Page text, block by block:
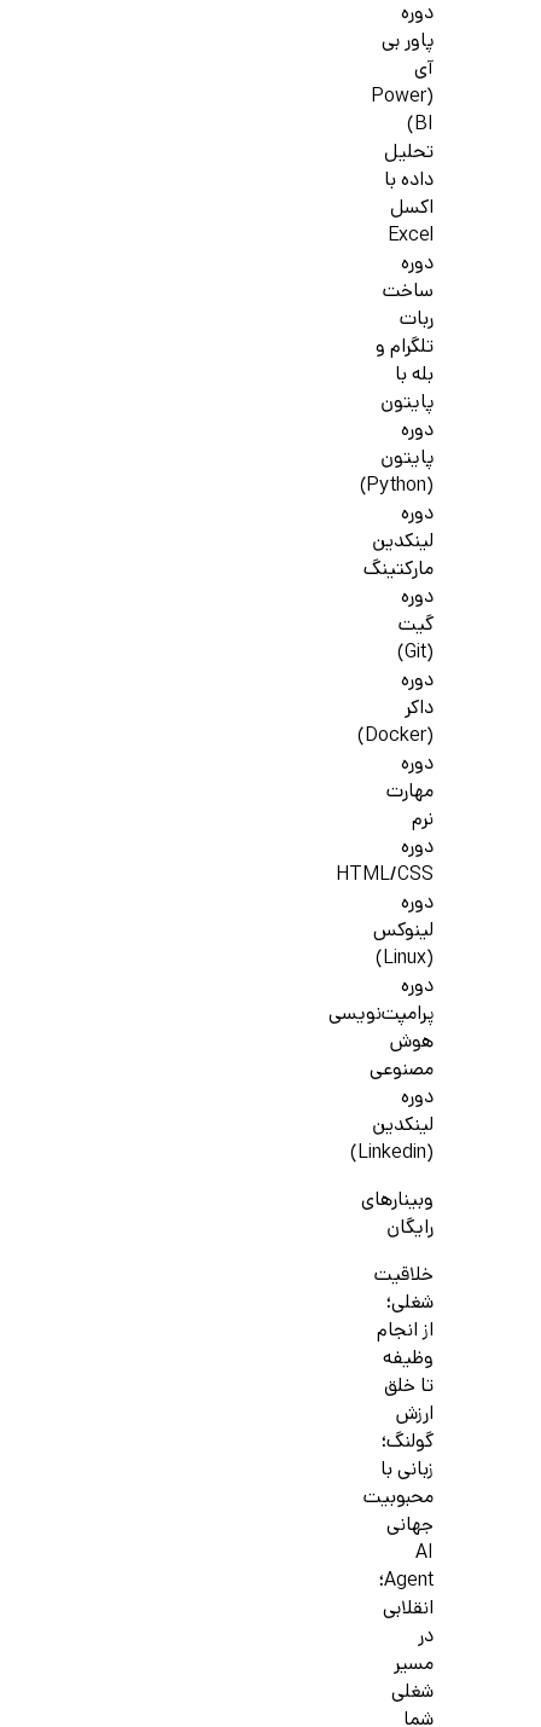
دوره
پاور بی
آی
(Power
BI)
تحلیل
داده با
اکسل
Excel
دوره
ساخت
ربات
تلگرام و
بله با
پایتون
دوره
پایتون
(Python)
دوره
لینکدین
مارکتینگ
دوره
گیت
(Git)
دوره
داکر
(Docker)
دوره
مهارت
نرم
دوره
HTML/CSS
دوره
لینوکس
(Linux)
دوره
پرامپت‌نویسی
هوش
مصنوعی
دوره
لینکدین
(Linkedin)
وبینارهای
رایگان
خلاقیت
شغلی؛
از انجام
وظیفه
تا خلق
ارزش
گولنگ؛
زبانی با
محبوبیت
جهانی
AI
Agent؛
انقلابی
در
مسیر
شغلی